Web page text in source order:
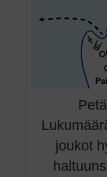
joukot